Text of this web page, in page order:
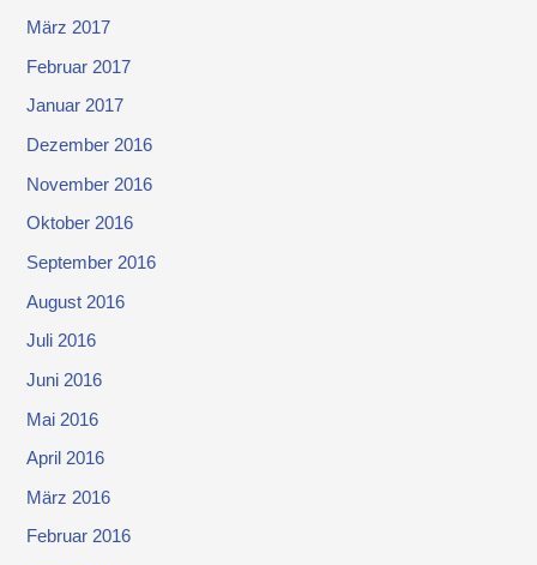
März 2017
Februar 2017
Januar 2017
Dezember 2016
November 2016
Oktober 2016
September 2016
August 2016
Juli 2016
Juni 2016
Mai 2016
April 2016
März 2016
Februar 2016